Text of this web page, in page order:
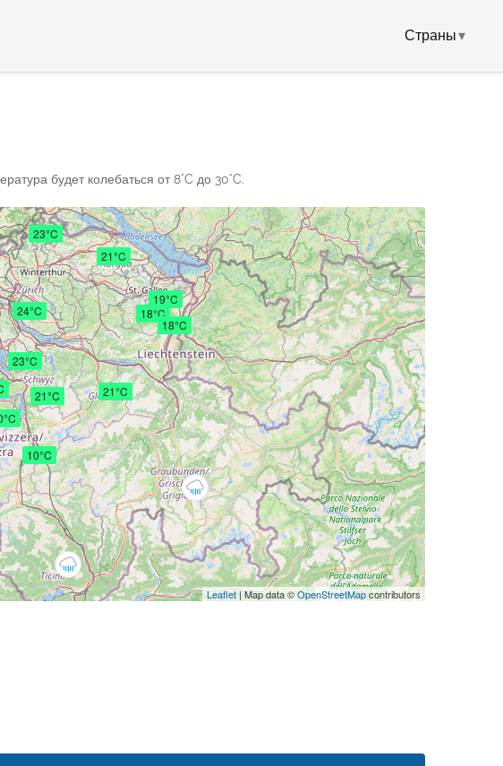
Страны▾
будет колебаться от 8°C до 30°C.
24°C
23°C
21°C
19°C
10°C
18°C
21°C
23°C
21°C
18°C
Leaflet| Map data ©OpenStreetMapcontributors